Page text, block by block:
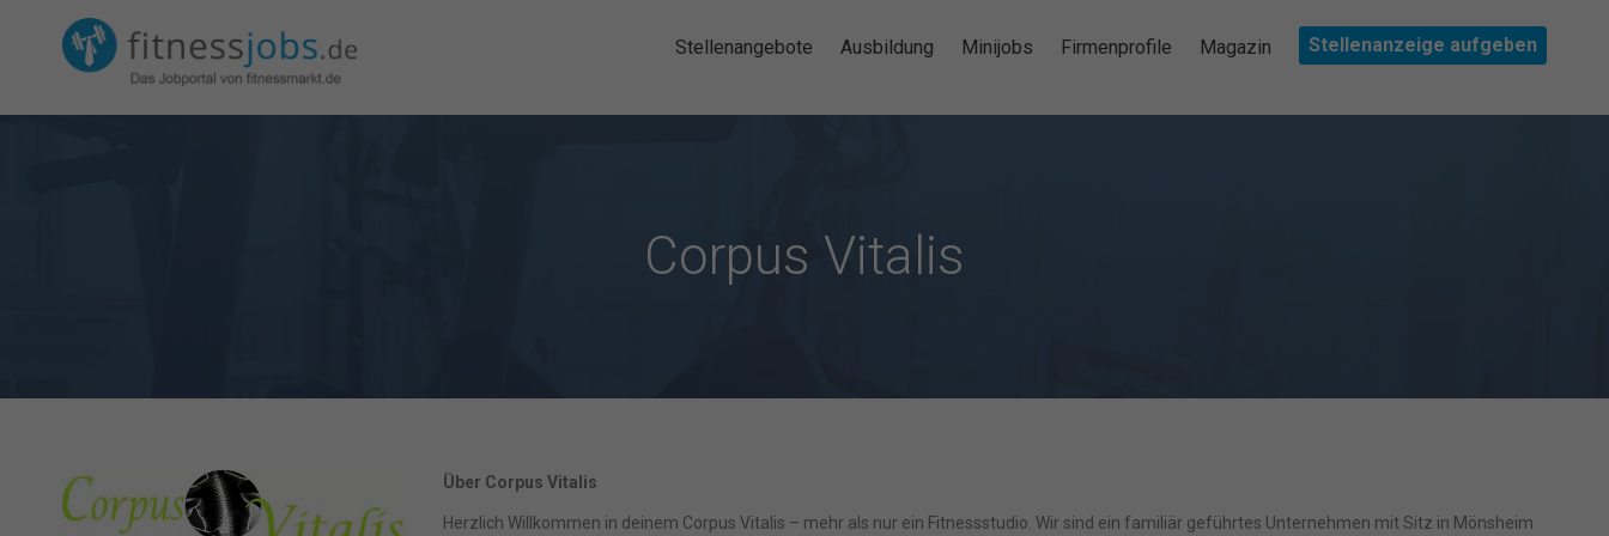
Stellenangebote Ausbildung Minijobs Firmenprofile Magazin Stellenanzeige aufgeben
Corpus Vitalis
Über Corpus Vitalis
Herzlich Willkommen in deinem Corpus Vitalis – mehr als nur ein Fitnessstudio. Wir sind ein familiär geführtes Unternehmen mit Sitz in Mönsheim